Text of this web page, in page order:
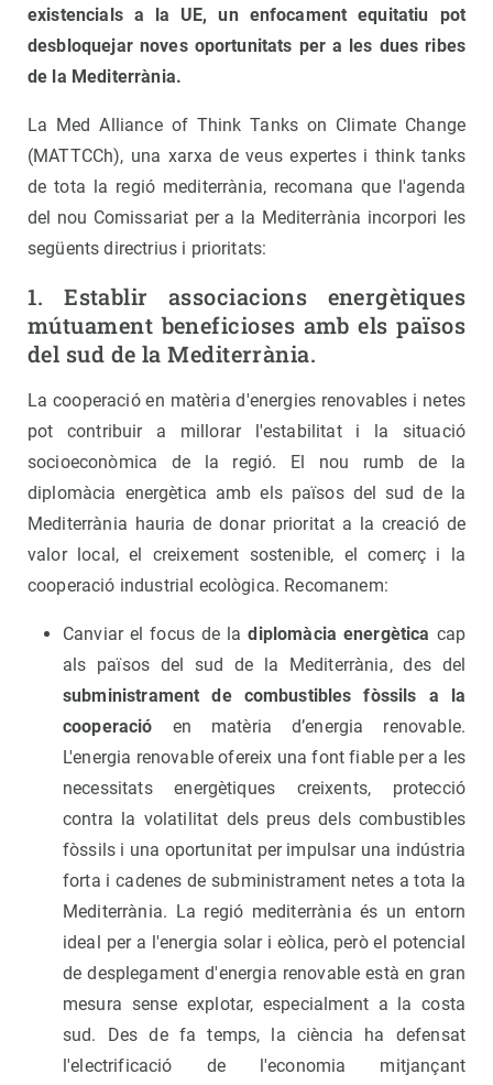
existencials a la UE, un enfocament equitatiu pot
desbloquejar noves oportunitats per a les dues ribes
de la Mediterrània.
La Med Alliance of Think Tanks on Climate Change
(MATTCCh), una xarxa de veus expertes i think tanks
de tota la regió mediterrània, recomana que l'agenda
del nou Comissariat per a la Mediterrània incorpori les
següents directrius i prioritats:
1. Establir associacions energètiques
mútuament beneficioses amb els països
del sud de la Mediterrània.
La cooperació en matèria d'energies renovables i netes
pot contribuir a millorar l'estabilitat i la situació
socioeconòmica de la regió. El nou rumb de la
diplomàcia energètica amb els països del sud de la
Mediterrània hauria de donar prioritat a la creació de
valor local, el creixement sostenible, el comerç i la
cooperació industrial ecològica. Recomanem:
Canviar el focus de ladiplomàcia energètica cap
als països del sud de la Mediterrània, des del
subministrament de combustibles fòssils a la
cooperació en matèria d’energia renovable.
L'energia renovable ofereix una font fiable per a les
necessitats energètiques creixents, protecció
contra la volatilitat dels preus dels combustibles
fòssils i una oportunitat per impulsar una indústria
forta i cadenes de subministrament netes a tota la
Mediterrània. La regió mediterrània és un entorn
ideal per a l'energia solar i eòlica, però el potencial
de desplegament d'energia renovable està en gran
mesura sense explotar, especialment a la costa
sud. Des de fa temps, la ciència ha defensat
l'electrificació de l'economia mitjançant